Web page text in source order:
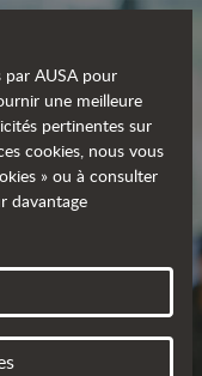
par AUSA pour
une meilleure
pertinentes sur
cookies, nous vous
» ou à consulter
davantage